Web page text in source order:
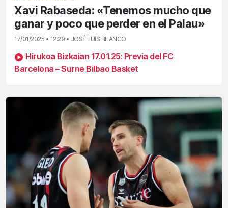
Xavi Rabaseda: «Tenemos mucho que
ganar y poco que perder en el Palau»
17/01/2025 • 12:29 • JOSÉ LUIS BLANCO
Hirukoa Bizkaian 17.01.25: Previa del FC
Barcelona – Surne Bilbao Basket